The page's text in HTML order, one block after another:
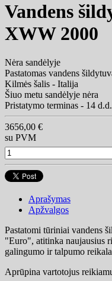
Vandens
XWW 2000
Nėra sandėlyje
Pastatomas vandens
Kilmės šalis - Italija
Šiuo metu sandėlyje nėra
Pristatymo terminas - 14 d.d.
3656,00 €
su PVM
Aprašymas
Apžvalgos
Pastatomi tūriniai vandens
"Euro", atitinka naujausius
galingumo ir talpumo
Aprūpina vartotojus